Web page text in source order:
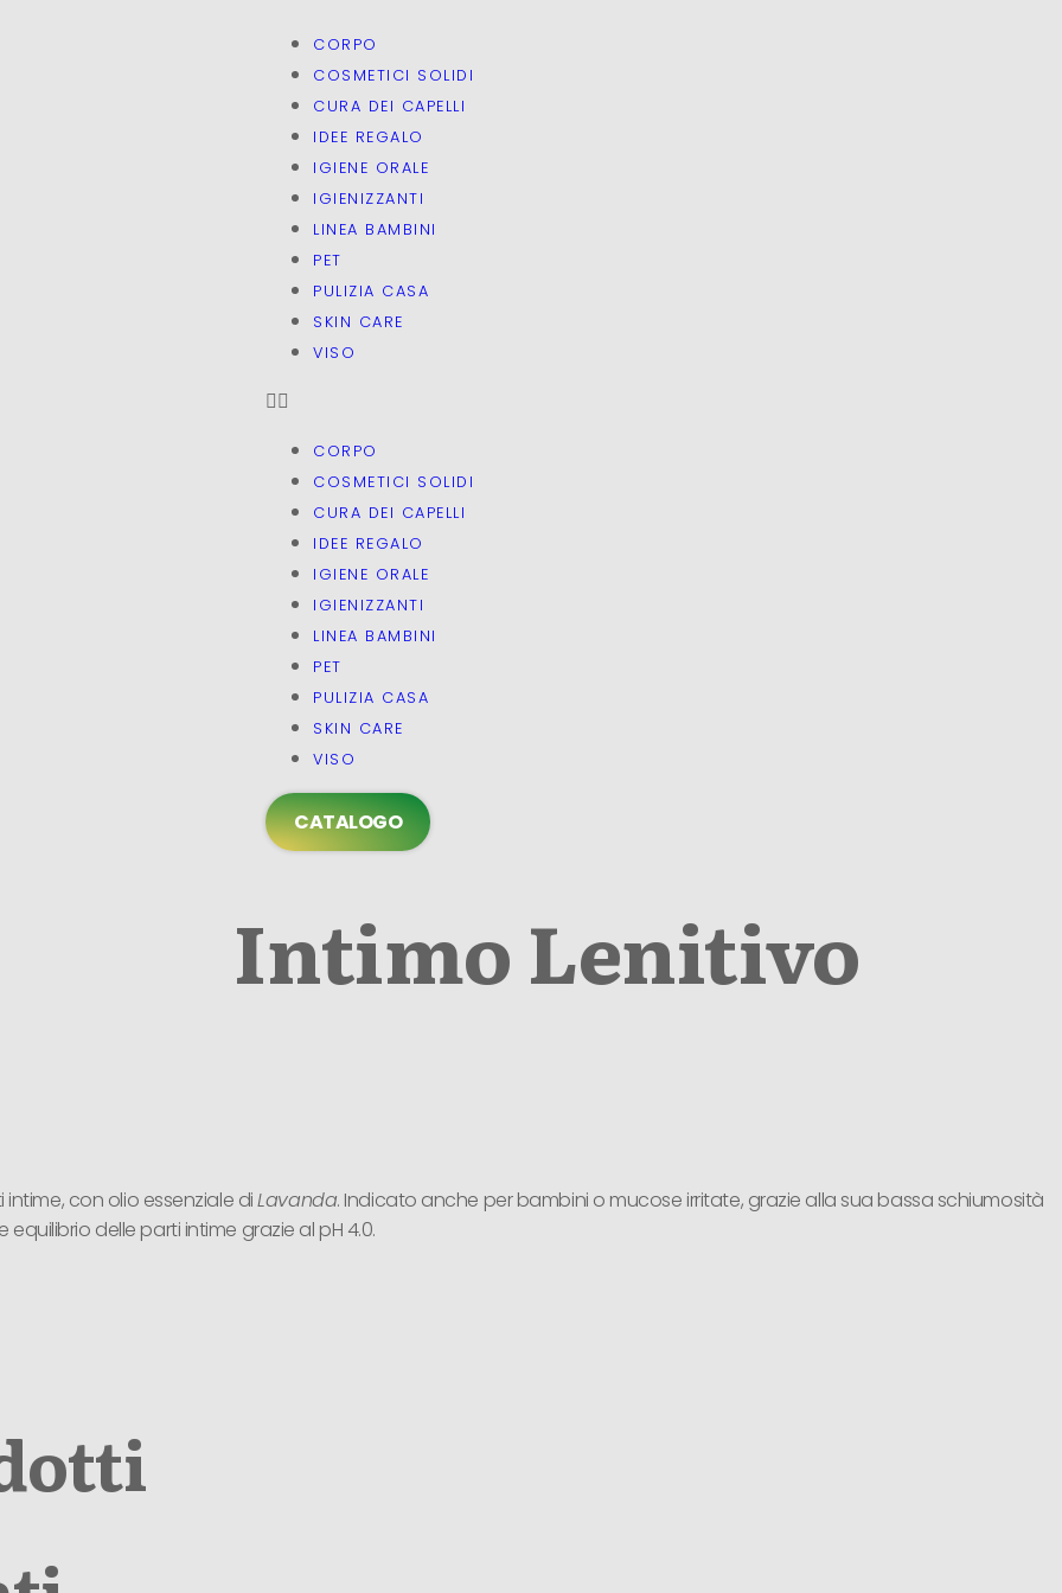
CORPO
COSMETICI SOLIDI
CURA DEI CAPELLI
IDEE REGALO
IGIENE ORALE
IGIENIZZANTI
LINEA BAMBINI
PET
PULIZIA CASA
SKIN CARE
VISO
CORPO
COSMETICI SOLIDI
CURA DEI CAPELLI
IDEE REGALO
IGIENE ORALE
IGIENIZZANTI
LINEA BAMBINI
PET
PULIZIA CASA
SKIN CARE
VISO
CATALOGO
Intimo Lenitivo
con olio essenziale diLavanda. Indicato anche per bambini o mucose irritate, grazie alla sua bassa schiumosità
delle parti intime grazie al pH 4.0.